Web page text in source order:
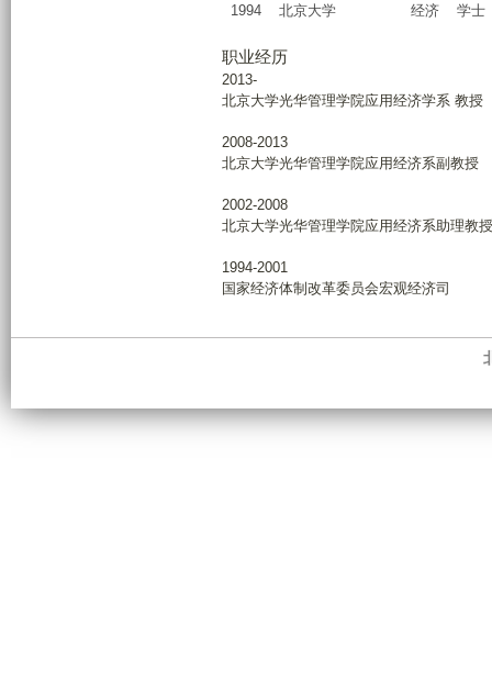
1994 北京大学 经济 学士
职业经历
2013-
北京大学光华管理学院应用经济学系 教授
2008-2013
北京大学光华管理学院应用经济系副教授
2002-2008
北京大学光华管理学院应用经济系助理教
1994-2001
国家经济体制改革委员会宏观经济司